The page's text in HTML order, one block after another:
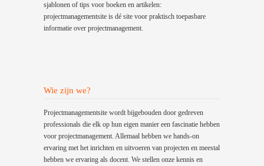
sjablonen of tips voor boeken en artikelen:
projectmanagementsite is dé site voor praktisch toepasbare
informatie over projectmanagement.
Wie zijn we?
Projectmanagementsite wordt bijgebouden door gedreven
professionals die elk op hun eigen manier een fascinatie hebben
voor projectmanagement. Allemaal hebben we hands-on
ervaring met het inrichten en uitvoeren van projecten en meestal
hebben we ervaring als docent. We stellen onze kennis en